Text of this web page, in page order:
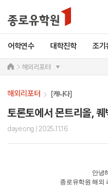
어학연수 대학진학 조기
해외리포터
해외리포터 [캐나다]
토론토에서 몬트리올, 퀘
dayeong | 2025.11.16
안녕
종로유학원 해외